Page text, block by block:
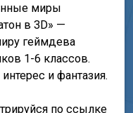
миры
в 3D» —
геймдева
1-6 классов.
и фантазия.
по ссылке